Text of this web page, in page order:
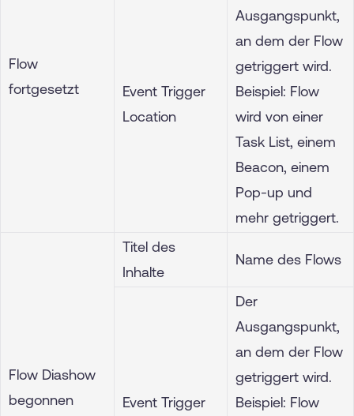
Flow
fortgesetzt
Event Trigger
Location
Ausgangspunkt,
an dem der Flow
getriggert wird.
Beispiel: Flow
wird von einer
Task List, einem
Beacon, einem
Pop-up und
mehr getriggert.
Flow Diashow
begonnen
Titel des
Inhalte
Name des Flows
Event Trigger
Der
Ausgangspunkt,
an dem der Flow
getriggert wird.
Beispiel: Flow